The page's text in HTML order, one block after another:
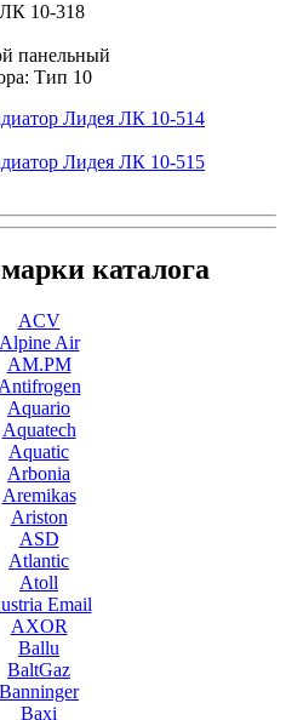
10-318
панельный
Тип 10
Лидея ЛК 10-514
Лидея ЛК 10-515
каталога
ACV
Alpine Air
AM.PM
Antifrogen
Aquario
Aquatech
Aquatic
Arbonia
Aremikas
Ariston
ASD
Atlantic
Atoll
Email
AXOR
Ballu
BaltGaz
Banninger
Baxi